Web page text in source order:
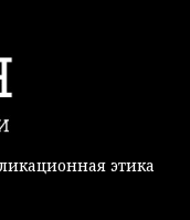
этика